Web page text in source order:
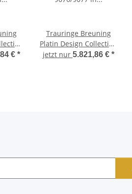
€ *
Trauringe Breuning
Platin Design Collection
9076/9077 in Platin
jetzt nur 5.821,86 € *